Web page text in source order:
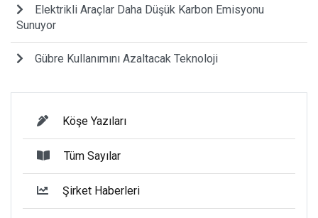
Elektrikli Araçlar Daha Düşük Karbon Emisyonu
Sunuyor
Gübre Kullanımını Azaltacak Teknoloji
Köşe Yazıları
Tüm Sayılar
Şirket Haberleri